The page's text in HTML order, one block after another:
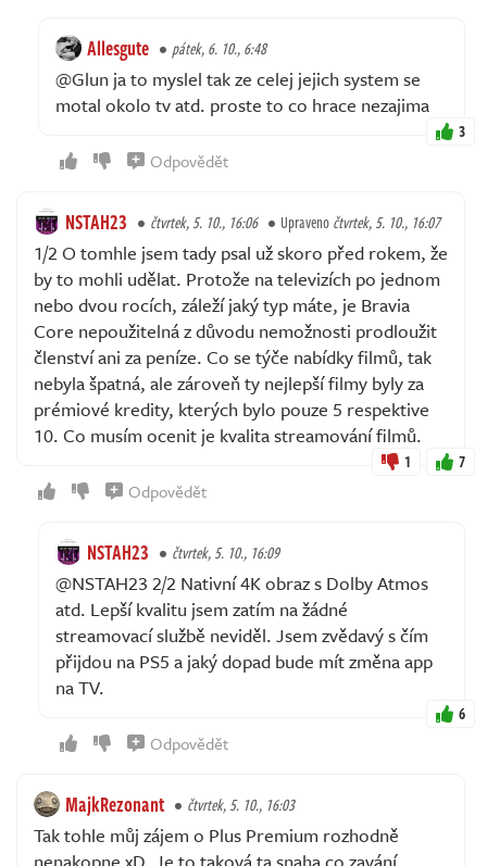
Allesgute pátek, 6. 10., 6:48
@Glun ja to myslel tak ze celej jejich system se
motal okolo tv atd. proste to co hrace nezajima
3
Odpovědět
NSTAH23 čtvrtek, 5. 10., 16:06 Upravenočtvrtek, 5. 10., 16:07
1/2 O tomhle jsem tady psal už skoro před rokem, že
by to mohli udělat. Protože na televizích po jednom
nebo dvou rocích, záleží jaký typ máte, je Bravia
Core nepoužitelná z důvodu nemožnosti prodloužit
členství ani za peníze. Co se týče nabídky filmů, tak
nebyla špatná, ale zároveň ty nejlepší filmy byly za
prémiové kredity, kterých bylo pouze 5 respektive
10. Co musím ocenit je kvalita streamování filmů.
1 7
Odpovědět
NSTAH23 čtvrtek, 5. 10., 16:09
@NSTAH23 2/2 Nativní 4K obraz s Dolby Atmos
atd. Lepší kvalitu jsem zatím na žádné
streamovací službě neviděl. Jsem zvědavý s čím
přijdou na PS5 a jaký dopad bude mít změna app
na TV.
6
Odpovědět
MajkRezonant čtvrtek, 5. 10., 16:03
Tak tohle můj zájem o Plus Premium rozhodně